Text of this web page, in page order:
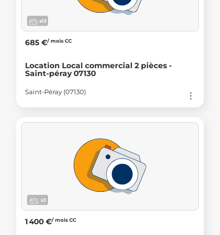
x13
685 €/ mois CC
Location Local commercial 2 pièces -
Saint-péray 07130
Saint-Péray (07130)
x3
1 400 €/ mois CC